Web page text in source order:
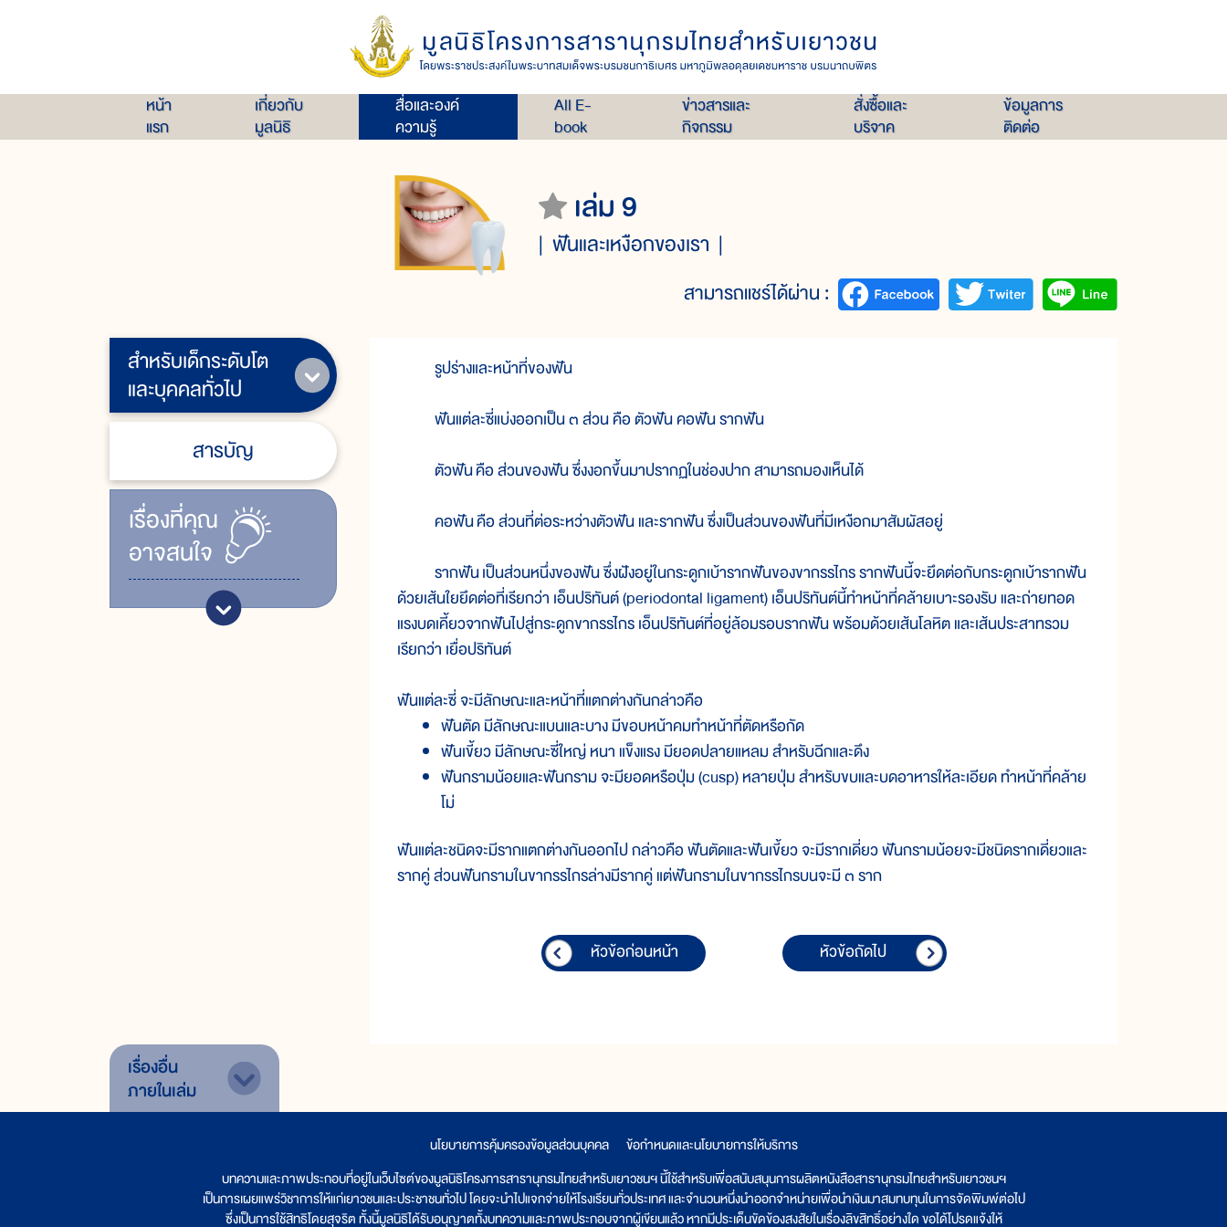
หน้า
แรก
เกี่ยวกับ
มูลนิธิ
สื่อและองค์
ความรู้
All E-
book
ข่าวสารและ
กิจกรรม
สั่งซื้อและ
บริจาค
ข้อมูลการ
ติดต่อ
เล่ม 9
ฟันและเหงือกของเรา
สามารถแชร์ได้ผ่าน :
สำหรับเด็กระดับโต
และบุคคลทั่วไป
สารบัญ
เรื่ิองที่คุณ
อาจสนใจ
รูปร่างและหน้าที่ของฟัน
ฟันแต่ละซี่แบ่งออกเป็น ๓ ส่วน คือ ตัวฟัน คอฟัน รากฟัน
ตัวฟัน คือ ส่วนของฟัน ซึ่งงอกขึ้นมาปรากฏในช่องปาก สามารถมองเห็นได้
คอฟัน คือ ส่วนที่ต่อระหว่างตัวฟัน และรากฟัน ซึ่งเป็นส่วนของฟันที่มีเหงือกมาสัมผัสอยู่
รากฟัน เป็นส่วนหนึ่งของฟัน ซึ่งฝังอยู่ในกระดูกเบ้ารากฟันของขากรรไกร รากฟันนี้จะยึดต่อกับกระดูกเบ้ารากฟัน
ด้วยเส้นใยยึดต่อที่เรียกว่า เอ็นปริทันต์ (periodontal ligament) เอ็นปริทันต์นี้ทำหน้าที่คล้ายเบาะรองรับ และถ่ายทอด
แรงบดเคี้ยวจากฟันไปสู่กระดูกขากรรไกร เอ็นปริทันต์ที่อยู่ล้อมรอบรากฟัน พร้อมด้วยเส้นโลหิต และเส้นประสาทรวม
เรียกว่า เยื่อปริทันต์
ฟันแต่ละซี่ จะมีลักษณะและหน้าที่แตกต่างกันกล่าวคือ
ฟันตัด มีลักษณะแบนและบาง มีขอบหน้าคมทำหน้าที่ตัดหรือกัด
ฟันเขี้ยว มีลักษณะซี่ใหญ่ หนา แข็งแรง มียอดปลายแหลม สำหรับฉีกและดึง
ฟันกรามน้อยและฟันกราม จะมียอดหรือปุ่ม (cusp) หลายปุ่ม สำหรับขบและบดอาหารให้ละเอียด ทำหน้าที่คล้าย
โม่
ฟันแต่ละชนิดจะมีรากแตกต่างกันออกไป กล่าวคือ ฟันตัดและฟันเขี้ยว จะมีรากเดี่ยว ฟันกรามน้อยจะมีชนิดรากเดี่ยวและ
รากคู่ ส่วนฟันกรามในขากรรไกรล่างมีรากคู่ แต่ฟันกรามในขากรรไกรบนจะมี ๓ ราก
หัวข้อก่อนหน้า หัวข้อถัดไป
เรื่องอื่น
ภายในเล่ม
นโยบายการคุ้มครองข้อมูลส่วนบุคคล
ข้อกำหนดและนโยบายการให้บริการ
บทความและภาพประกอบที่อยู่ในเว็บไซต์ของมูลนิธิโครงการสารานุกรมไทยสำหรับเยาวชนฯ นี้ใช้สำหรับเพื่อสนับสนุนการผลิตหนังสือสารานุกรมไทยสำหรับเยาวชนฯ
เป็นการเผยแพร่วิชาการให้แก่เยาวชนและประชาชนทั่วไป โดยจะนำไปแจกจ่ายให้โรงเรียนทั่วประเทศ และจำนวนหนึ่งนำออกจำหน่ายเพื่อนำเงินมาสมทบทุนในการจัดพิมพ์ต่อไป
ซึ่งเป็นการใช้สิทธิโดยสุจริต ทั้งนี้มูลนิธิได้รับอนุญาตทั้งบทความและภาพประกอบจากผู้เขียนแล้ว หากมีประเด็นขัดข้องสงสัยในเรื่องลิขสิทธิ์อย่างใด ขอได้โปรดแจ้งให้